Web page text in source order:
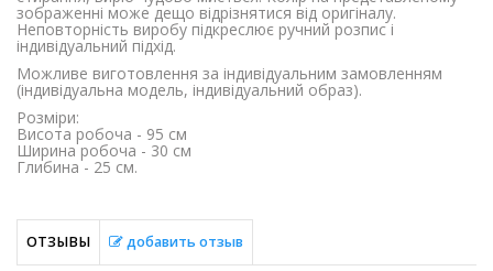
зображенні може дещо відрізнятися від оригіналу.
Неповторність виробу підкреслює ручний розпис і
індивідуальний підхід.
Можливе виготовлення за індивідуальним замовленням
(індивідуальна модель, індивідуальний образ).
Розміри:
Висота робоча - 95 см
Ширина робоча - 30 см
Глибина - 25 см.
ОТЗЫВЫ добавить отзыв